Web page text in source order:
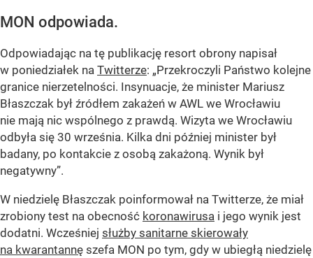
MON odpowiada.
Odpowiadając na tę publikację resort obrony napisał
w poniedziałek na Twitterze: „Przekroczyli Państwo kolejne
granice nierzetelności. Insynuacje, że minister Mariusz
Błaszczak był źródłem zakażeń w AWL we Wrocławiu
nie mają nic wspólnego z prawdą. Wizyta we Wrocławiu
odbyła się 30 września. Kilka dni później minister był
badany, po kontakcie z osobą zakażoną. Wynik był
negatywny”.
W niedzielę Błaszczak poinformował na Twitterze, że miał
zrobiony test na obecność koronawirusa i jego wynik jest
dodatni. Wcześniej służby sanitarne skierowały
na kwarantannę szefa MON po tym, gdy w ubiegłą niedzielę